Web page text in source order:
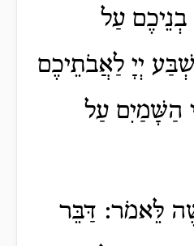
בְנֵיכֶם עַל
יְיָ לַאֲבֹתֵיכֶם
הַשָּׁמַיִם עַל
לֵּאמֹר: דַּבֵּר